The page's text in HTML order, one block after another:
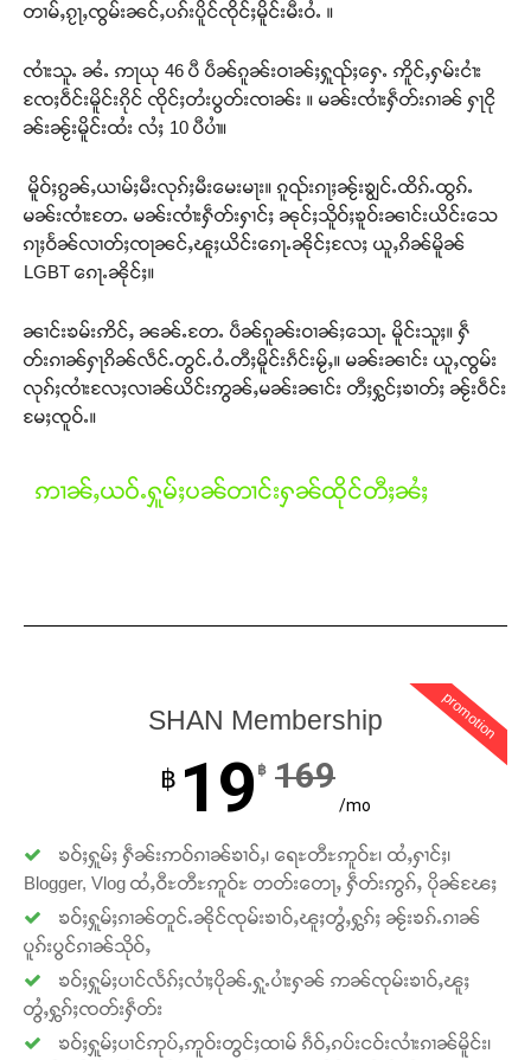
Support SHAN
တႃႇႁႂ်ႈသဵင်ၵၢင်ၸႂ်ၵူၼ်းမိူင်း ၵူႈတီႈၵူႈလႅၼ်ပေႃးတေၸွ
တ်ႇ တူဝ်ႈလုမ်ႈၾႃႉၼၼ်ႉ ၶဝ်ႈႁူမ်ႈၵမ်ႉထႅမ် ၸုမ်းၶၢ
ဝ်ႇၽူႈတွႆႇႁွၵ်ႈ လႆႈယူႇၶႃႈဢေႃႈ။
Donate Now
တၢမ်ႇၵႂႃႇၸွမ်းၼင်ႇပၵ်းပိူင်ၸိုင်ႈမိူင်းမီးဝႆႉ ။
ၸၢႆးသူႉ ၼႆႉ ဢႃယု 46 ပီ ပဵၼ်ၵူၼ်းဝၢၼ်ႈႁူၺ်ႈႁေႉ ဢိူင်ႇႁမ်းငၢႆး
ၸႄႈဝဵင်းမိူင်းၵိုင် ၸိုင်ႈတႆးပွတ်းၸၢၼ်း ။ မၼ်းၸၢႆးႁဵတ်းၵၢၼ် ႁႃငို
ၼ်းၼႂ်းမိူင်းထႆး လႆႈ 10 ပီပၢႆ။
မိူဝ်ႈၵွၼ်ႇယၢမ်ႈမီးလုၵ်ႈမီးမေးမႃး။ ၵူၺ်းၵႃႈၼႂ်းၶျွင်ႉထိၵ်ႉထွၵ်ႉ
မၼ်းၸၢႆးတႄႉ မၼ်းၸၢႆးႁဵတ်းႁၢင်ႈ ၼုင်ႈသိူဝ်ႈၶူဝ်းၼၢင်းယိင်းသေ
ၵႃႈဝႅၼ်လၢတ်ႈၸႃၼင်ႇၽူႈယိင်းၵေႃႉၼိုင်ႈလႄႈ ယူႇၵိၼ်မိူၼ်
LGBT ၵေႃႉၼိုင်ႈ။
ၼၢင်းၶမ်းဢိင်ႇ ၼၼ်ႉတႄႉ ပဵၼ်ၵူၼ်းဝၢၼ်ႈသေႃႉ မိူင်းသူႈ။ ႁဵ
တ်းၵၢၼ်ႁႃၵိၼ်လဵင်ႉတွင်ႉဝႆႉတီႈမိူင်းၵဵင်းမႂ်ႇ။ မၼ်းၼၢင်း ယူႇၸွမ်း
လုၵ်ႈၸၢႆးလႄႈလၢၼ်ယိင်းဢွၼ်ႇမၼ်းၼၢင်း တီႈႁွင်ႈၶၢတ်ႈ ၼႂ်းဝဵင်း
မႄႈၸူဝ်ႉ။
ဢၢၼ်ႇယဝ်ႉႁူမ်ႈပၼ်တၢင်းႁၼ်ထိုင်တီႈၼႆႈ
promotion
SHAN Membership
฿ 19 ฿ 169
/mo
ၶဝ်ႈႁူမ်ႈ ႁဵၼ်းဢဝ်ၵၢၼ်ၶၢဝ်ႇ၊ ရေႊတီႊဢူဝ်ႊ၊ ထႆႇႁၢင်ႈ၊
Blogger, Vlog ထႆႇဝီႊတီႊဢူဝ်ႊ တတ်းတေႃႇ ႁဵတ်းဢွၵ်ႇ ပိုၼ်ၽႄႈ
ၶဝ်ႈႁူမ်ႈၵၢၼ်တူင်ႉၼိုင်ၸုမ်းၶၢဝ်ႇၽူႈတွႆႇႁွၵ်ႈ ၼႂ်းၶၵ်ႉၵၢၼ်
ပူၵ်းပွင်ၵၢၼ်သိုဝ်ႇ
ၶဝ်ႈႁူမ်ႈပၢင်လႅၵ်ႈလၢႆႈပိုၼ်ႉႁူႉပၢႆးႁၼ် ဢၼ်ၸုမ်းၶၢဝ်ႇၽူႈ
တွႆႇႁွၵ်ႈၸတ်းႁဵတ်း
ၶဝ်ႈႁူမ်ႈပၢင်ဢုပ်ႇဢူဝ်းတွင်ႈထၢမ် ၵဵဝ်ႇၵပ်းငဝ်းလၢႆးၵၢၼ်မိူင်း၊